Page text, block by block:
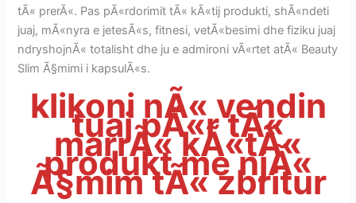
tÃ« prerÃ«. Pas pÃ«rdorimit tÃ« kÃ«tij produkti, shÃ«ndeti
juaj, mÃ«nyra e jetesÃ«s, fitnesi, vetÃ«besimi dhe fiziku juaj
ndryshojnÃ« totalisht dhe ju e admironi vÃ«rtet atÃ« Beauty
Slim Ã§mimi i kapsulÃ«s.
klikoni nÃ« vendin
tuaj pÃ«r tÃ«
marrÃ« kÃ«tÃ«
produkt me njÃ«
Ã§mim tÃ« zbritur